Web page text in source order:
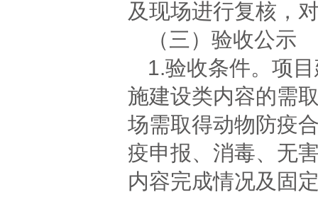
及现场进行复核，
（三）验收公示
1.验收条件。项
施建设类内容的需
场需取得动物防疫
疫申报、消毒、无
内容完成情况及固